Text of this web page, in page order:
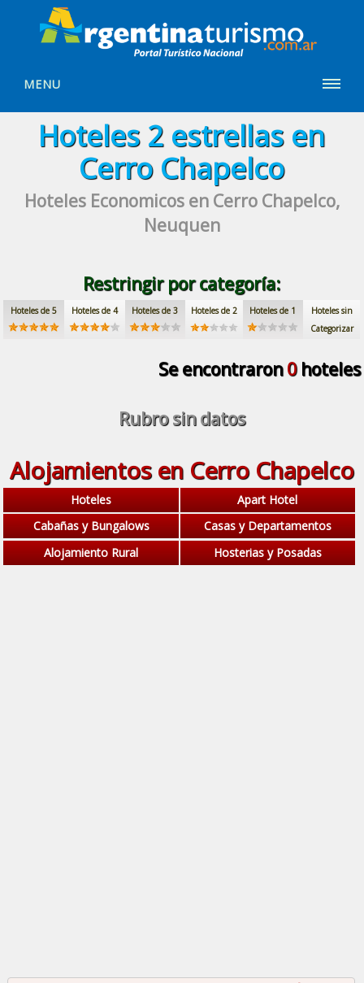
MENU
Hoteles 2 estrellasen
Cerro Chapelco
Hoteles Economicosen Cerro Chapelco,
Neuquen
Restringir por categoría:
Hoteles de 5 Hoteles de 4 Hoteles de 3 Hoteles de 2 Hoteles de 1
Hoteles sin
Categorizar
Se encontraron0hoteles
Rubro sin datos
Alojamientos en Cerro Chapelco
Hoteles
Apart Hotel
Cabañas y Bungalows
Casas y Departamentos
Alojamiento Rural
Hosterias y Posadas